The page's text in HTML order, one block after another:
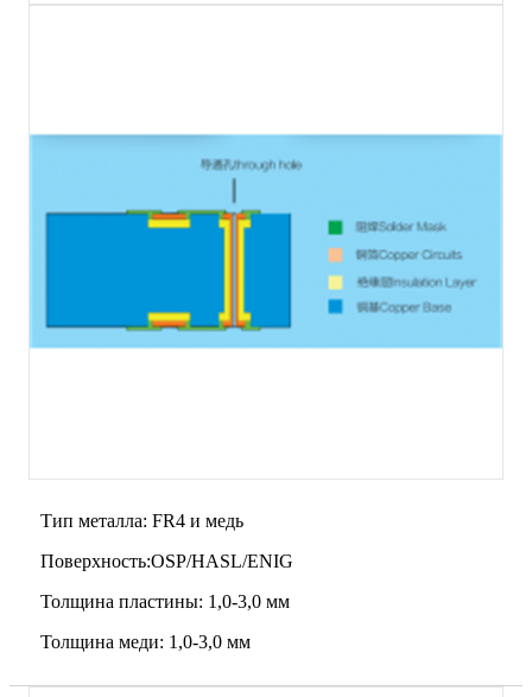
Тип металла: FR4 и медь
Поверхность:OSP/HASL/ENIG
Толщина пластины: 1,0-3,0 мм
Толщина меди: 1,0-3,0 мм